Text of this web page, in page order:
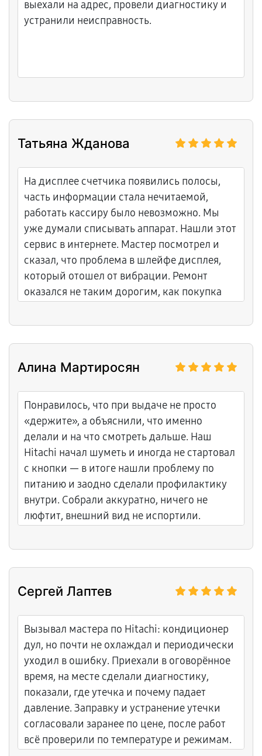
выехали на адрес, провели диагностику и
устранили неисправность.
Татьяна Жданова
На дисплее счетчика появились полосы,
часть информации стала нечитаемой,
работать кассиру было невозможно. Мы
уже думали списывать аппарат. Нашли этот
сервис в интернете. Мастер посмотрел и
сказал, что проблема в шлейфе дисплея,
который отошел от вибрации. Ремонт
оказался не таким дорогим, как покупка
и дополнительно закрепил шлейф, чтобы
целиком. Экран теперь показывает четко,
Алина Мартиросян
Понравилось, что при выдаче не просто
«держите», а объяснили, что именно
делали и на что смотреть дальше. Наш
Hitachi начал шуметь и иногда не стартовал
с кнопки — в итоге нашли проблему по
питанию и заодно сделали профилактику
внутри. Собрали аккуратно, ничего не
люфтит, внешний вид не испортили.
Сергей Лаптев
Вызывал мастера по Hitachi: кондиционер
дул, но почти не охлаждал и периодически
уходил в ошибку. Приехали в оговорённое
время, на месте сделали диагностику,
показали, где утечка и почему падает
давление. Заправку и устранение утечки
согласовали заранее по цене, после работ
всё проверили по температуре и режимам.